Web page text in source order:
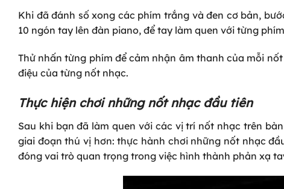
Khi đã đánh số xong các phím trắng và đen cơ bản,
10 ngón tay lên đàn piano, để tay làm quen với từng
Thử nhấn từng phím để cảm nhận âm thanh của mỗi
điệu của từng nốt nhạc.
Thực hiện chơi những nốt nhạc đầu tiên
Sau khi bạn đã làm quen với các vị trí nốt nhạc trên
giai đoạn thú vị hơn: thực hành chơi những nốt nhạc
đóng vai trò quan trọng trong việc hình thành phản xạ